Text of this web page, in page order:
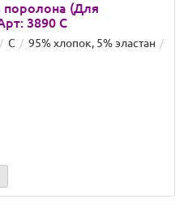
поролона (Для
3890 C
C
95% хлопок, 5% эластан